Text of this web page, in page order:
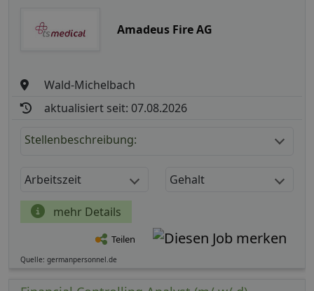
Amadeus Fire AG
Wald-Michelbach
aktualisiert seit: 07.08.2026
Stellenbeschreibung:
Arbeitszeit Gehalt
mehr Details
Teilen
Quelle: germanpersonnel.de